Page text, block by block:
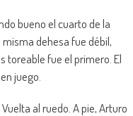
bueno el cuarto de la
misma dehesa fue débil,
toreable fue el primero. El
juego.
al ruedo. A pie, Arturo